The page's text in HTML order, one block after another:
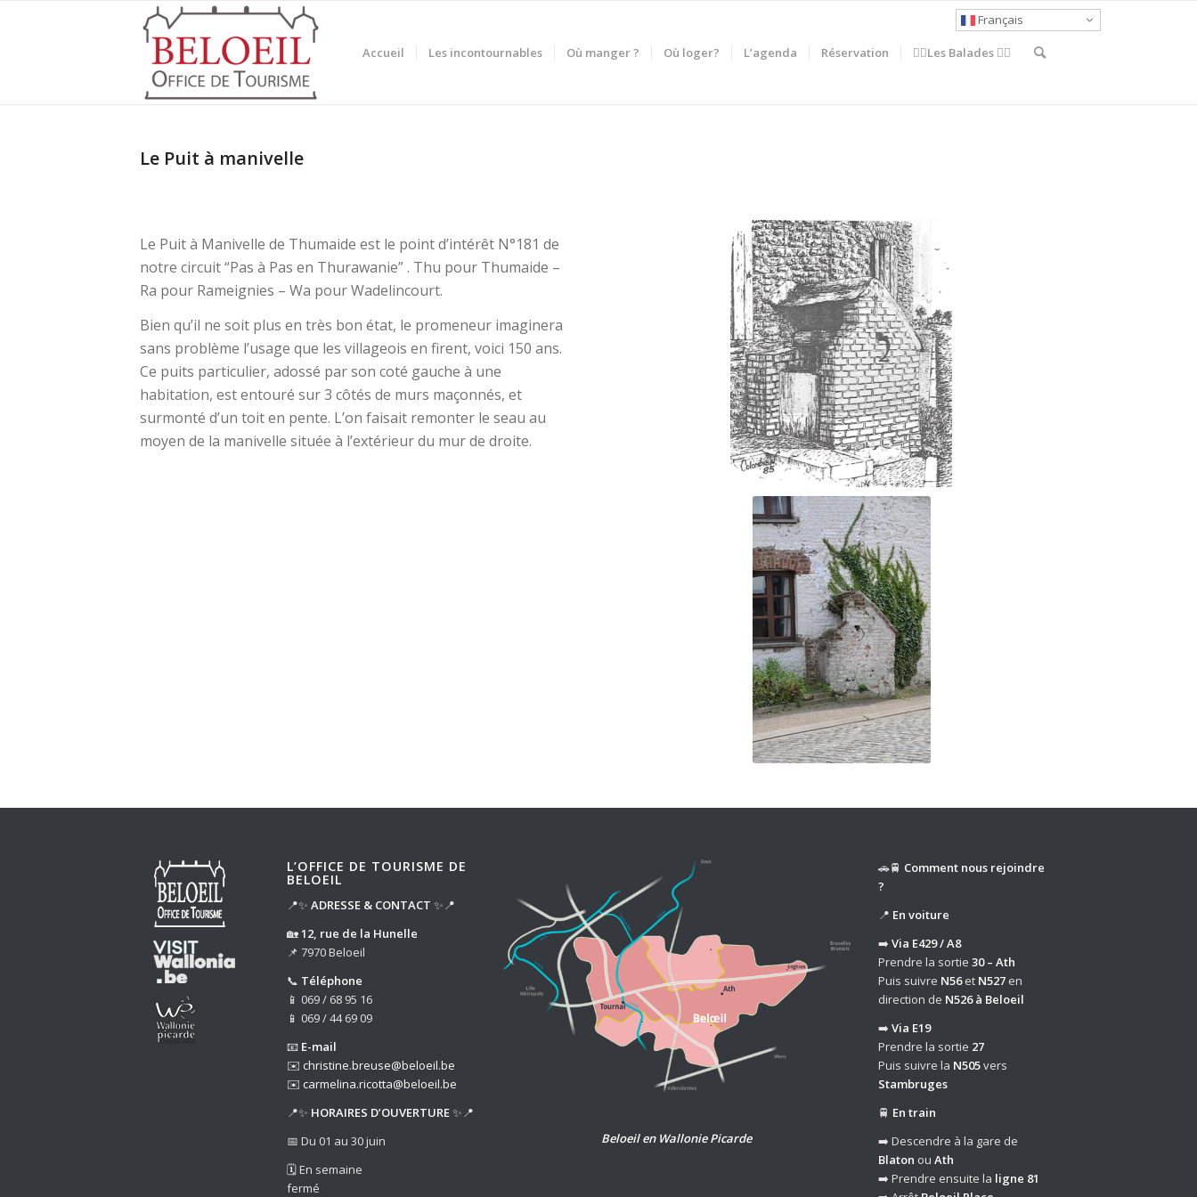
Accueil Les incontournables Où manger ? Où loger? L’agenda Réservation 🚶‍♀️Les Balades 🚴‍♂️
Le Puit à manivelle
Le Puit à Manivelle de Thumaide est le point d’intérêt N°181 de
notre circuit “Pas à Pas en Thurawanie” . Thu pour Thumaide –
Ra pour Rameignies – Wa pour Wadelincourt.
Bien qu’il ne soit plus en très bon état, le promeneur imaginera
sans problème l’usage que les villageois en firent, voici 150 ans.
Ce puits particulier, adossé par son coté gauche à une
habitation, est entouré sur 3 côtés de murs maçonnés, et
surmonté d’un toit en pente. L’on faisait remonter le seau au
moyen de la manivelle située à l’extérieur du mur de droite.
L’OFFICE DE TOURISME DE
BELOEIL
📍✨ ADRESSE & CONTACT ✨📍
🏡12, rue de la Hunelle
📌 7970 Beloeil
📞 Téléphone
📱 069 / 68 95 16
📱 069 / 44 69 09
📧 E-mail
✉️ christine.breuse@beloeil.be
✉️ carmelina.ricotta@beloeil.be
📍✨ HORAIRES D’OUVERTURE✨📍
📅 Du 01 au 30 juin
🗓️ En semaine
fermé
Beloeil en Wallonie Picarde
🚗🚆 Comment nous rejoindre
?
📍 En voiture
➡️Via E429 / A8
Prendre la sortie30 – Ath
Puis suivre N56et N527 en
direction de N526 à Beloeil
➡️Via E19
Prendre la sortie 27
Puis suivre la N505vers
Stambruges
🚆 En train
➡️ Descendre à la gare de
Blaton ouAth
➡️ Prendre ensuite la ligne 81
Français